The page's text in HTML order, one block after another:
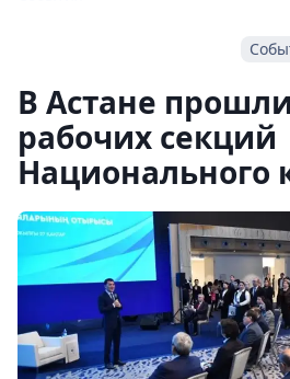
В Астане
рабочих секций
Национального